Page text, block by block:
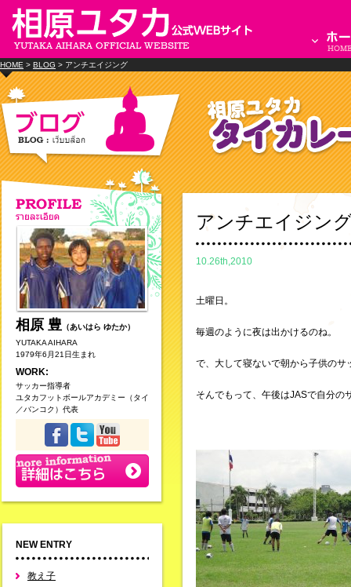
HOME > BLOG > アンチエイジング
相原 豊 （あいはら ゆたか）
YUTAKA AIHARA
1979年6月21日生まれ
WORK:
サッカー指導者
ユタカフットボールアカデミー（タイ
／バンコク）代表
NEW ENTRY
教え子
アンチエイジン
10.26th,2010
土曜日。
毎週のように夜は出かけるのね。
で、大して寝ないで朝から子供のサ
そんでもって、午後はJASで自分の